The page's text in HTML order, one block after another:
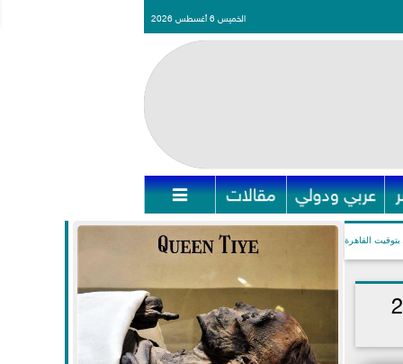
الخميس 6 أغسطس 2026
عربي ودولي مقالات 
بتوقيت القاهرة
في 2023